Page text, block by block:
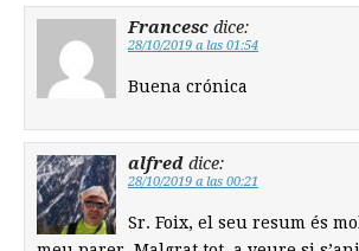
Francesc dice:
28/10/2019 a las 01:54
Buena crónica
alfred dice:
28/10/2019 a las 00:21
Sr. Foix, el seu resum és